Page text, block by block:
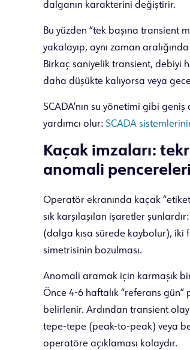
dalganın karakterini değiştirir.
Bu yüzden “tek başına transient
yakalayıp, aynı zaman
Birkaç saniyelik transient, debiyi
daha düşükte kalıyorsa veya
SCADA’nın su yönetimi gibi
yardımcı olur: SCADA
Kaçak imzaları:
anomali pencereleri
Operatör ekranında kaçak
sık karşılaşılan işaretler
(dalga kısa sürede kaybolur), iki
simetrisinin bozulması.
Anomali aramak için karmaşık
Önce 4-6 haftalık “referans gün”
belirlenir. Ardından transient
tepe-tepe (peak-to-peak) veya
operatöre açıklaması kolaydır.